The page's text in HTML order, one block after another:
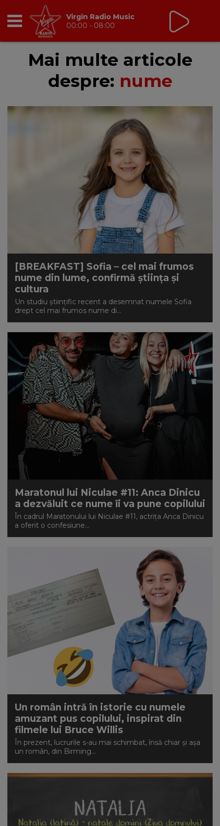
RADIO
BREAKFAST
TIC TALK
DANCEFLOOR CHART
RADIO ACADEMY
CONTUL MEU
Virgin Radio Music
00:00 - 08:00
Mai multe articole
despre: nume
[BREAKFAST] Sofia – cel mai frumos
nume din lume, confirmă știința și
cultura
Un studiu științific recent a desemnat numele Sofia
drept cel mai frumos nume di...
Maratonul lui Niculae #11: Anca Dinicu
a dezvăluit ce nume îi va pune copilului
În cadrul Maratonului lui Niculae #11, actrița Anca Dinicu
a oferit o confesiune...
Un român intră în istorie cu numele
amuzant pus copilului, inspirat din
filmele lui Bruce Willis
În prezent, lucrurile s-au mai schimbat, însă chiar și așa
un român, din Birming...